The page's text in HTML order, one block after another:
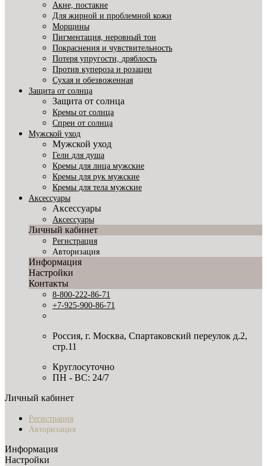
Акне, постакне
Для жирной и проблемной кожи
Морщины
Пигментация, неровный тон
Покраснения и чувствительность
Потеря упругости, дряблость
Против купероза и розацеи
Сухая и обезвоженная
Защита от солнца
Защита от солнца
Кремы от солнца
Спреи от солнца
Мужской уход
Мужской уход
Гели для душа
Кремы для лица мужские
Кремы для рук мужские
Кремы для тела мужские
Аксессуары
Аксессуары
Аксессуары
Личный кабинет
Регистрация
Авторизация
Информация
Настройки
Контакты
8-800-222-86-71
+7-925-900-86-71
Россия, г. Москва, Спартаковский переулок д.2,
стр.11
Круглосуточно
ПН - ВС: 24/7
Личный кабинет
Регистрация
Авторизация
Информация
Настройки